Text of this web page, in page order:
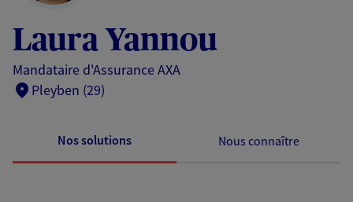
Laura Yannou
Mandataire d'Assurance AXA
Pleyben (29)
Nos solutions Nous connaître